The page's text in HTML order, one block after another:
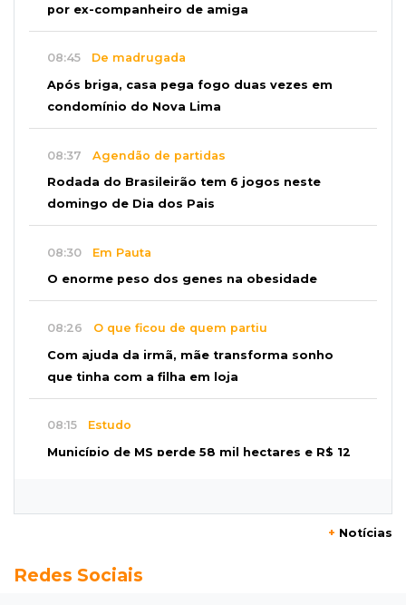
por ex-companheiro de amiga
08:45 De madrugada
Após briga, casa pega fogo duas vezes em
condomínio do Nova Lima
08:37 Agendão de partidas
Rodada do Brasileirão tem 6 jogos neste
domingo de Dia dos Pais
08:30 Em Pauta
O enorme peso dos genes na obesidade
08:26 O que ficou de quem partiu
Com ajuda da irmã, mãe transforma sonho
que tinha com a filha em loja
08:15 Estudo
Município de MS perde 58 mil hectares e R$ 12
poste de energia elétrica
+ Notícias
Redes Sociais